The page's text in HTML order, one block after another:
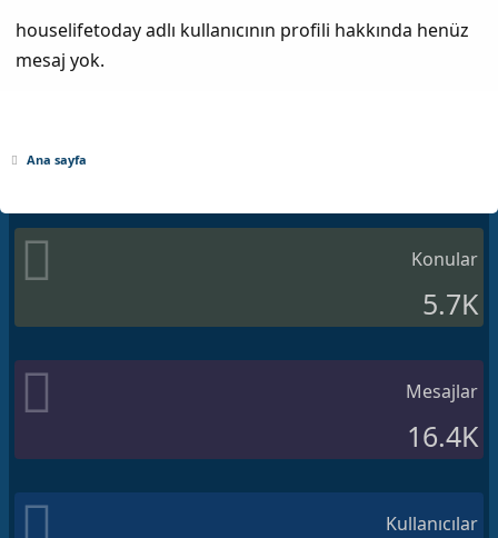
houselifetoday adlı kullanıcının profili hakkında henüz
mesaj yok.
Ana sayfa
Konular
5.7K
Mesajlar
16.4K
Kullanıcılar